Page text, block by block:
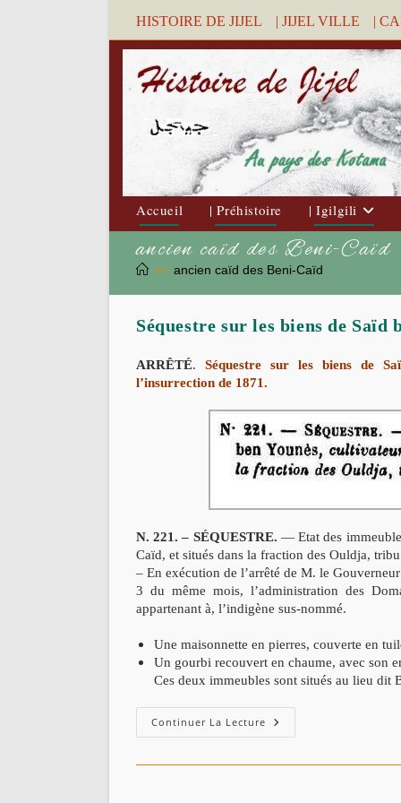
HISTOIRE DE JIJEL | JIJEL VILLE |
Accueil | Préhistoire | Igilgili
ancien caïd des Beni-Caïd
>> ancien caïd des Beni-Caïd
Séquestre sur les biens de Saïd
ARRÊTÉ. Séquestre sur les biens de
l’insurrection de 1871.
N. 221. – SÉQUESTRE. — Etat des
Caïd, et situés dans la fraction des Ouldja,
– En exécution de l’arrêté de M. le
3 du même mois, l’administration des
appartenant à, l’indigène sus-nommé.
Une maisonnette en pierres, couverte en
Un gourbi recouvert en chaume, avec son
Ces deux immeubles sont situés au lieu dit
Continuer La Lecture Séquestre
Sur